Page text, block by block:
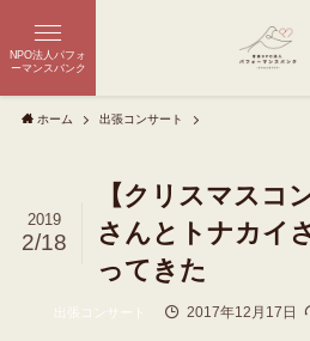
NPO法人パフォ
ーマンスバンク
ホーム 出張コンサート
【クリスマスコ
さんとトナカイ
ってきた
2019
2/18
出張コンサート 2017年12月17日